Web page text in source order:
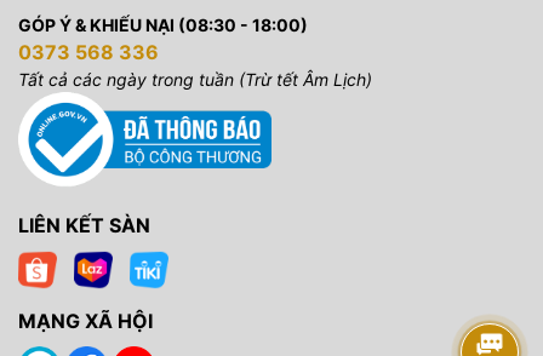
Quay video hoàn hảo ở độ
phân giải lên tới 4K
60p/50p với khả năng đọc
XR mới nhất và dải động
rộng đảm bảo chụp ảnh các
mang lại tông màu tầm trung
tự nhiên cần thiết cho làn da
GÓP Ý & KHIẾU NẠI (08:30 - 18:00)
0373 568 336
Tất cả các ngày trong tuần (Trừ tết Âm Lịch)
LIÊN KẾT SÀN
MẠNG XÃ HỘI